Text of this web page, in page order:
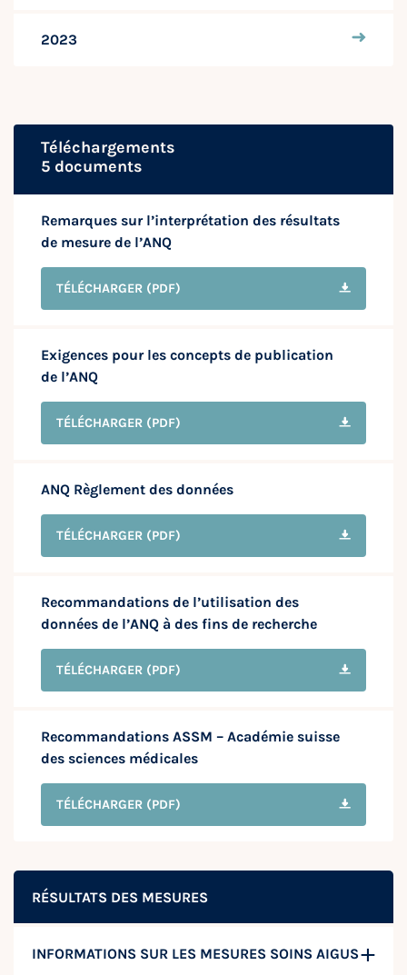
RÉSULTATS DES MESURES
INFORMATIONS SUR LES MESURES SOINS AIGUS
2023
Téléchargements
5 documents
Remarques sur l’interprétation des résultats
de mesure de l’ANQ
TÉLÉCHARGER (PDF)
Exigences pour les concepts de publication
de l’ANQ
TÉLÉCHARGER (PDF)
ANQ Règlement des données
TÉLÉCHARGER (PDF)
Recommandations de l’utilisation des
données de l’ANQ à des fins de recherche
TÉLÉCHARGER (PDF)
Recommandations ASSM – Académie suisse
des sciences médicales
TÉLÉCHARGER (PDF)